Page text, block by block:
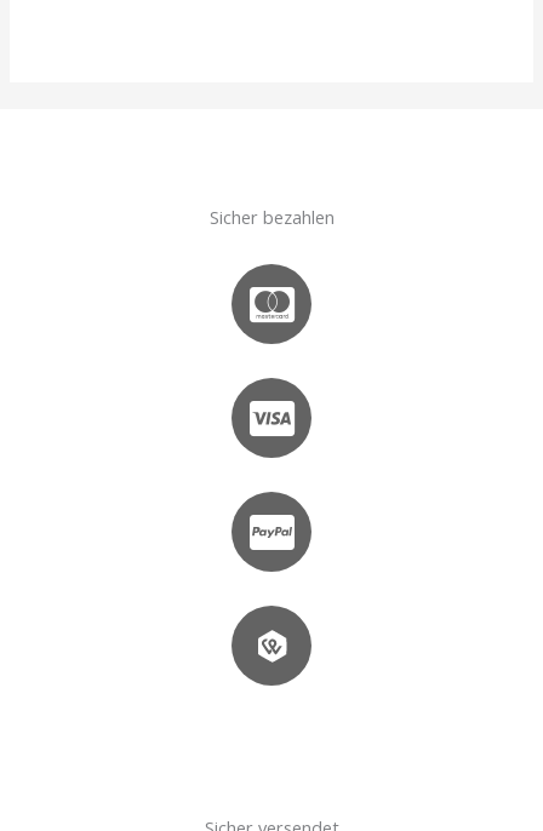
Sicher bezahlen